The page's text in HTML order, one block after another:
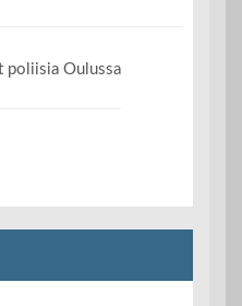
poliisia Oulussa